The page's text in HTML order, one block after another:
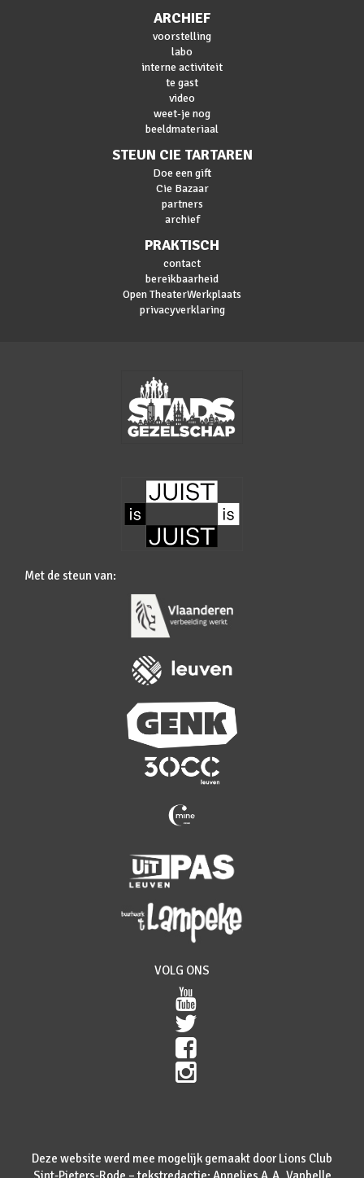
ARCHIEF
voorstelling
labo
interne activiteit
te gast
video
weet-je nog
beeldmateriaal
STEUN CIE TARTAREN
Doe een gift
Cie Bazaar
partners
archief
PRAKTISCH
contact
bereikbaarheid
Open TheaterWerkplaats
privacyverklaring
Met de steun van:
VOLG ONS
Deze website werd mee mogelijk gemaakt door Lions Club